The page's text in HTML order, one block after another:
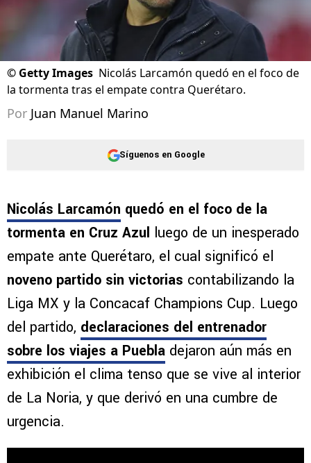
© Getty Images Nicolás Larcamón quedó en el foco de
la tormenta tras el empate contra Querétaro.
Por Juan Manuel Marino
Síguenos en Google
Nicolás Larcamón quedó en el foco de la
tormenta en Cruz Azul luego de un inesperado
empate ante Querétaro, el cual significó el
noveno partido sin victorias contabilizando la
Liga MX y la Concacaf Champions Cup. Luego
del partido, declaraciones del entrenador
sobre los viajes a Puebla dejaron aún más en
exhibición el clima tenso que se vive al interior
de La Noria, y que derivó en una cumbre de
urgencia.